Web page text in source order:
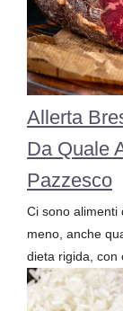
Allerta
Da Quale
Pazzesco
Ci sono alimenti
meno, anche
dieta rigida, con